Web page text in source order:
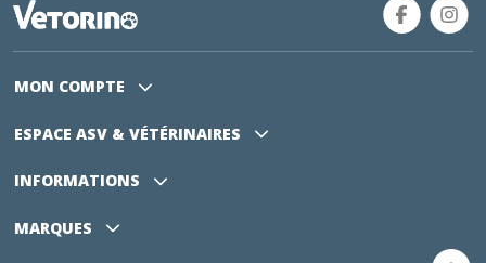
MON COMPTE
ESPACE ASV & VÉTÉRINAIRES
INFORMATIONS
MARQUES